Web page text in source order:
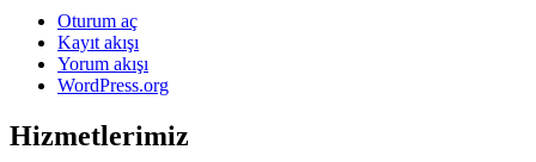
Oturum aç
Kayıt akışı
Yorum akışı
WordPress.org
Hizmetlerimiz